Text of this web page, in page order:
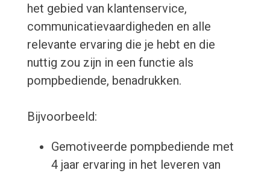
het gebied van klantenservice,
communicatievaardigheden en alle
relevante ervaring die je hebt en die
nuttig zou zijn in een functie als
pompbediende, benadrukken.
Bijvoorbeeld:
Gemotiveerde pompbediende met
4 jaar ervaring in het leveren van